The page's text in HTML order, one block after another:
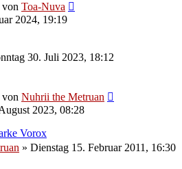
von Toa-Nuva
2024, 19:19
30. Juli 2023, 18:12
von Nuhrii the Metruan
2023, 08:28
Vorox
» Dienstag 15. Februar 2011, 16:30